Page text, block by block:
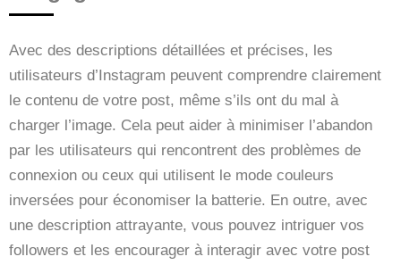
Avec des descriptions détaillées et précises, les
utilisateurs d’Instagram peuvent comprendre clairement
le contenu de votre post, même s’ils ont du mal à
charger l’image. Cela peut aider à minimiser l’abandon
par les utilisateurs qui rencontrent des problèmes de
connexion ou ceux qui utilisent le mode couleurs
inversées pour économiser la batterie. En outre, avec
une description attrayante, vous pouvez intriguer vos
followers et les encourager à interagir avec votre post